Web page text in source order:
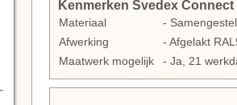
Kenmerken Svedex
Materiaal
-
Afwerking
- Afgelakt
Maatwerk mogelijk
- Ja, 21